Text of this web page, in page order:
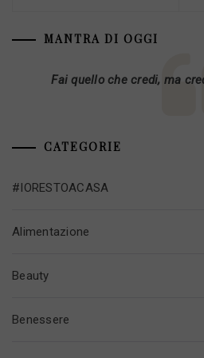
MANTRA DI OGGI
Fai quello che credi, ma
CATEGORIE
#IORESTOACASA
Alimentazione
Beauty
Benessere